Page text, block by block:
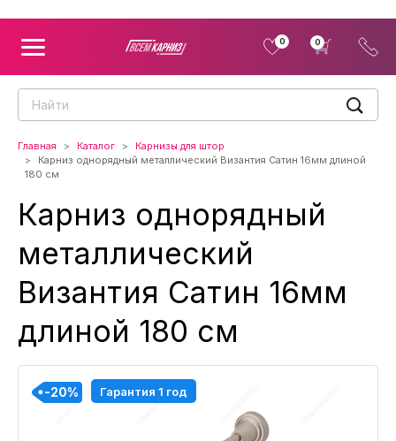
0 0
Главная Каталог
Карнизы для штор
Карниз однорядный металлический Византия Сатин 16мм длиной
180 см
Карниз однорядный
металлический
Византия Сатин 16мм
длиной 180 см
-20% Гарантия 1 год
-20%
-20%
-20%
-20%
-20%
-20%
-20%
-20%